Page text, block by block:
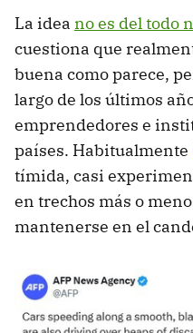
La idea no es del todo
cuestiona que
buena como parece,
largo de los últimos
emprendedores e
países. Habitualmente
tímida, casi
en trechos más o
mantenerse en el